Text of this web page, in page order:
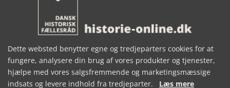
Den største samling af moselig i verden på Museum
Silkeborg Hovedgården
Dette websted benytter egne og tredjeparters cookies for at
fungere, analysere din brug af vores produkter og tjenester,
hjælpe med vores salgsfremmende og marketingsmæssige
indsats og levere indhold fra tredjeparter. Læs mere